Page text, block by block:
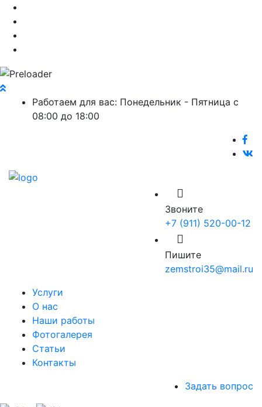
Работаем для вас: Понедельник - Пятница с
08:00 до 18:00
Звоните
+7 (911) 520-00-12
Пишите
zemstroi35@mail.ru
Услуги
О нас
Наши работы
Фотогалерея
Статьи
Контакты
Задать вопрос